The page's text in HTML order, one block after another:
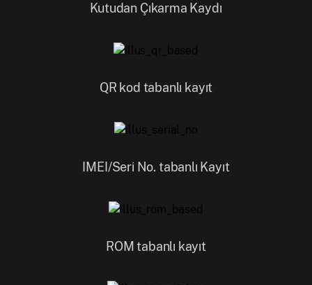
Kutudan Çıkarma Kaydı
QR kod tabanlı kayıt
IMEI/Seri No. tabanlı Kayıt
ROM tabanlı kayıt